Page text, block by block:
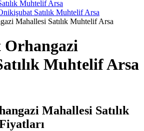
Muhtelif Arsa
Satılık Muhtelif Arsa
Mahallesi Satılık Muhtelif Arsa
Muhtelif Arsa
Mahallesi Satılık